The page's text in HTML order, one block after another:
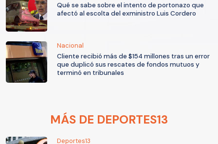
Qué se sabe sobre el intento de portonazo que
afectó al escolta del exministro Luis Cordero
Nacional
Cliente recibió más de $154 millones tras un error
que duplicó sus rescates de fondos mutuos y
terminó en tribunales
MÁS DE DEPORTES13
Deportes13